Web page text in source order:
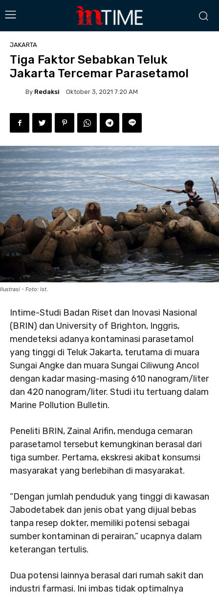
JAKARTA
Tiga Faktor Sebabkan Teluk
Jakarta Tercemar Parasetamol
By Redaksi Oktober 3, 2021 7:20 AM
Ilustrasi - Foto: Ist.
Intime-Studi Badan Riset dan Inovasi Nasional
(BRIN) dan University of Brighton, Inggris,
mendeteksi adanya kontaminasi parasetamol
yang tinggi di Teluk Jakarta, terutama di muara
Sungai Angke dan muara Sungai Ciliwung Ancol
dengan kadar masing-masing 610 nanogram/liter
dan 420 nanogram/liter. Studi itu tertuang dalam
Marine Pollution Bulletin.
Peneliti BRIN, Zainal Arifin, menduga cemaran
parasetamol tersebut kemungkinan berasal dari
tiga sumber. Pertama, ekskresi akibat konsumsi
masyarakat yang berlebihan di masyarakat.
“Dengan jumlah penduduk yang tinggi di kawasan
Jabodetabek dan jenis obat yang dijual bebas
tanpa resep dokter, memiliki potensi sebagai
sumber kontaminan di perairan,” ucapnya dalam
keterangan tertulis.
Dua potensi lainnya berasal dari rumah sakit dan
industri farmasi. Ini imbas tidak optimalnya